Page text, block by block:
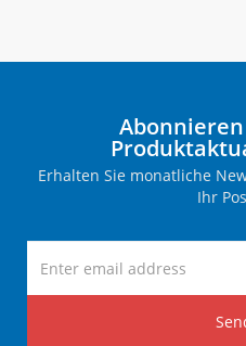
Abonnieren
Erhalten Sie monatliche
Ihr